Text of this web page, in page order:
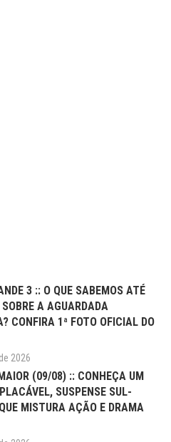
3 :: O QUE SABEMOS ATÉ
A AGUARDADA
CONFIRA 1ª FOTO OFICIAL DO
2026
(09/08) :: CONHEÇA UM
SUSPENSE SUL-
MISTURA AÇÃO E DRAMA